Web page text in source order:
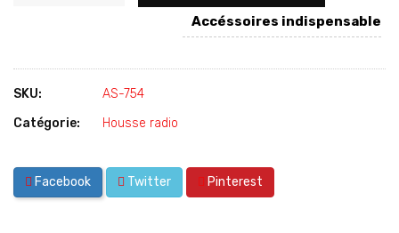
Accéssoires indispensable
SKU:
AS-754
Catégorie:
Housse radio
Facebook Twitter Pinterest